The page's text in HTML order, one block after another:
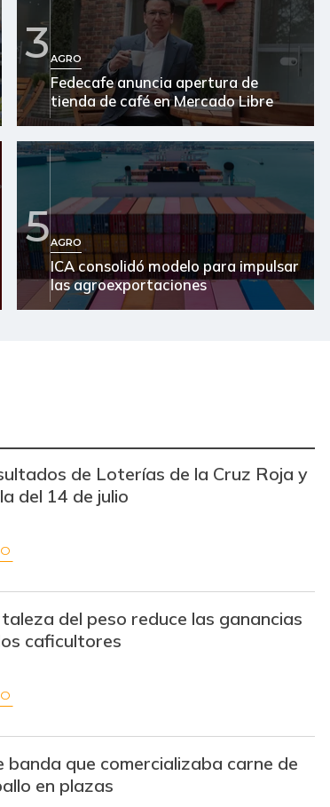
-$ 100,00 -10,53%
+$ 359,00 +14,17%
-$ 142,00 -3,92%
+$ 700,00
+63,64%
Precios), DANE.
3AGRO
Fedecafe anuncia apertura de
tienda de café en Mercado Libre
5AGRO
ICA consolidó modelo para impulsar
las agroexportaciones
de Loterías de la Cruz Roja y
del 14 de julio
del peso reduce las ganancias
caficultores
banda que comercializaba carne de
en plazas